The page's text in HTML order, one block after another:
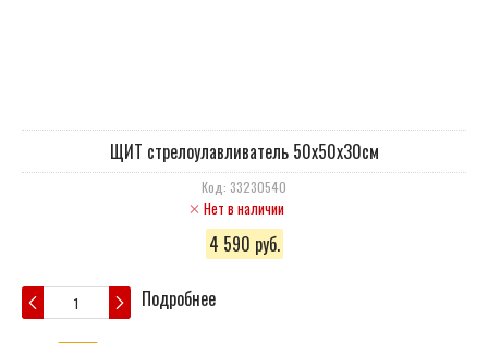
ЩИТ стрелоулавливатель 50х50х30см
Код: 33230540
Нет в наличии
4 590 руб.
Подробнее